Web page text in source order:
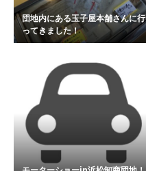
団地内にある玉子屋本舗さんに行
ってきました！